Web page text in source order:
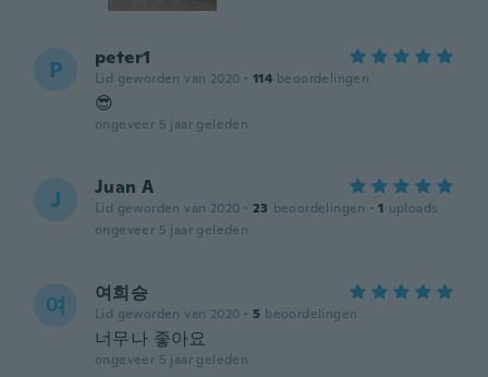
P peter1
Lid geworden van 2020 · 114 beoordelingen
😎
ongeveer 5 jaar geleden
J Juan A
Lid geworden van 2020 · 23 beoordelingen · 1 uploads
ongeveer 5 jaar geleden
여 여희승
Lid geworden van 2020 · 5 beoordelingen
너무나 좋아요
ongeveer 5 jaar geleden